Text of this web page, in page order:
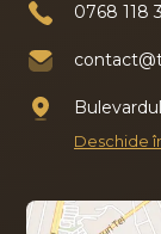
0768 118
Deschide